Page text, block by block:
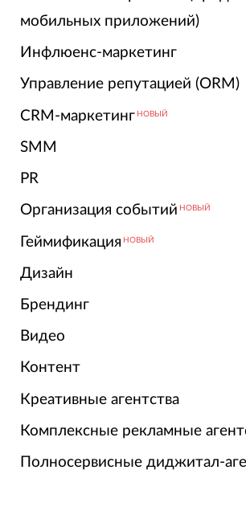
мобильных приложений)
Инфлюенс-маркетинг
Управление репутацией (ORM)
CRM-маркетинг НОВЫЙ
SMM
PR
Организация событий НОВЫЙ
Геймификация НОВЫЙ
Дизайн
Брендинг
Видео
Контент
Креативные агентства
Комплексные рекламные
Полносервисные диджитал-